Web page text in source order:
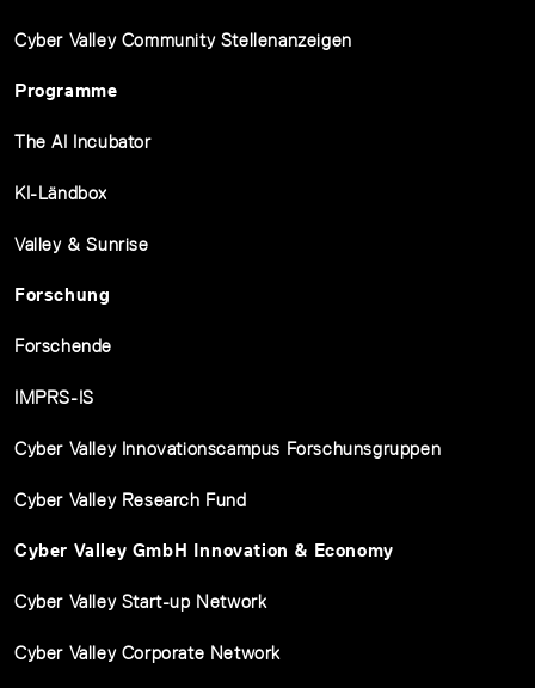
Cyber Valley Community Stellenanzeigen
Programme
The AI Incubator
KI-Ländbox
Valley & Sunrise
Forschung
Forschende
IMPRS-IS
Cyber Valley Innovationscampus Forschunsgruppen
Cyber Valley Research Fund
Cyber Valley GmbH Innovation & Economy
Cyber Valley Start-up Network
Cyber Valley Corporate Network